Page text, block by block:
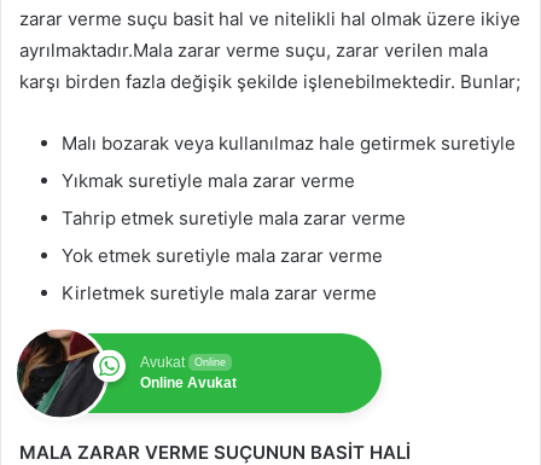
zarar verme suçu basit hal ve nitelikli hal olmak üzere ikiye
ayrılmaktadır.Mala zarar verme suçu, zarar verilen mala
karşı birden fazla değişik şekilde işlenebilmektedir. Bunlar;
Malı bozarak veya kullanılmaz hale getirmek suretiyle
Yıkmak suretiyle mala zarar verme
Tahrip etmek suretiyle mala zarar verme
Yok etmek suretiyle mala zarar verme
Kirletmek suretiyle mala zarar verme
Avukat Online
Online Avukat
MALA ZARAR VERME SUÇUNUN BASİT HALİ